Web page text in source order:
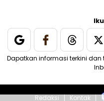
Dapatkan informasi terkini
Redaksi Kontak